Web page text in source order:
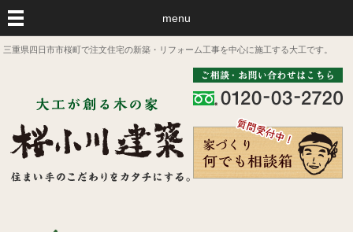
menu
三重県四日市市桜町で注文住宅の新築・リフォーム工事を中心に施工する大工です。